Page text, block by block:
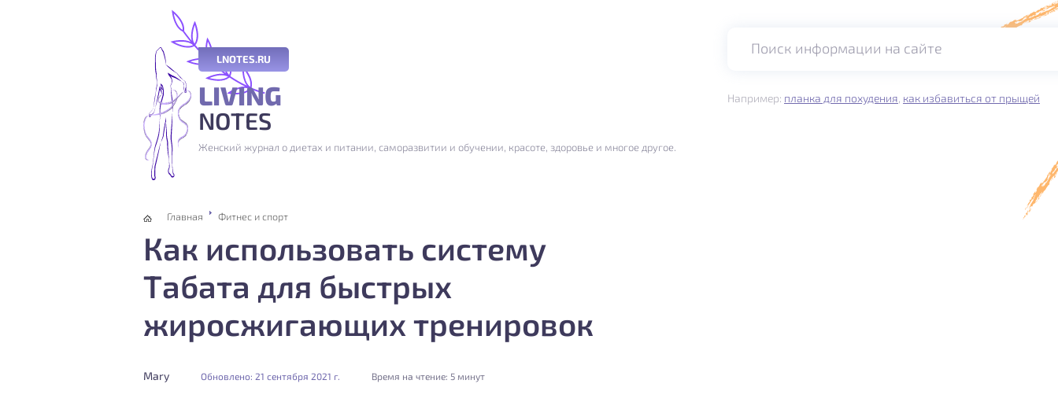
LNOTES.RU
LIVING
NOTES
Женский журнал о диетах и питании, саморазвитии и обучении, красоте, здоровье и многое другое.
Например: планка для похудения, как избавиться от прыщей
Главная Фитнес и спорт
Как использовать систему
Табата для быстрых
жиросжигающих тренировок
Mary Обновлено: 21 сентября 2021 г. Время на чтение: 5 минут